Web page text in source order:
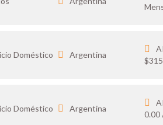
Doméstico Argentina
Doméstico Argentina
0.00